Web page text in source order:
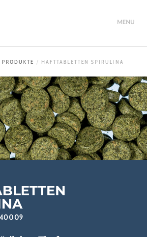
MENU
PRODUKTE HAFTTABLETTEN SPIRULINA
40009